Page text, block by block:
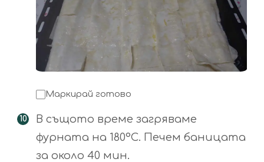
Маркирай готово
В същото време загряваме
фурната на 180°С. Печем баницата
за около 40 мин.